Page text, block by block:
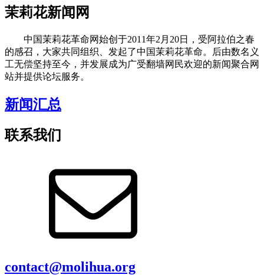
茉莉花新闻网
中国茉莉花革命网始创于2011年2月20日，受阿拉伯之春
的感召，大家共同组织、发起了中国茉莉花革命。后由数名义
工无偿坚持至今，并发展成为广受翻墙网民欢迎的新闻聚合网
站并提供论坛服务。
新闻汇总
联系我们
contact@molihua.org